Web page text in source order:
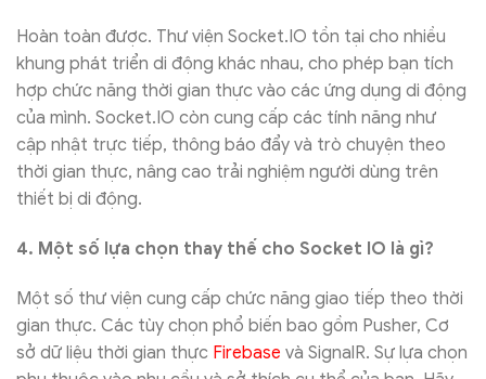
Hoàn toàn được. Thư viện Socket.IO tồn tại cho nhiều
khung phát triển di động khác nhau, cho phép bạn tích
hợp chức năng thời gian thực vào các ứng dụng di động
của mình. Socket.IO còn cung cấp các tính năng như
cập nhật trực tiếp, thông báo đẩy và trò chuyện theo
thời gian thực, nâng cao trải nghiệm người dùng trên
thiết bị di động.
4. Một số lựa chọn thay thế cho Socket IO là gì?
Một số thư viện cung cấp chức năng giao tiếp theo thời
gian thực. Các tùy chọn phổ biến bao gồm Pusher, Cơ
sở dữ liệu thời gian thực Firebase và SignalR. Sự lựa chọn